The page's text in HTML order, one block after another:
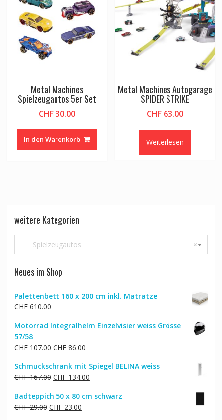
Metal Machines
Spielzeugautos 5er Set
CHF30.00
In den Warenkorb
Metal Machines Autogarage
SPIDER STRIKE
CHF 63.00
Weiterlesen
weitere Kategorien
×
Spielzeugautos
Neues im Shop
Palettenbett 160 x 200 cm inkl. Matratze
CHF610.00
Motorrad Integralhelm Einzelvisier weiss Grösse
57/58
CHF107.00 Ursprünglicher
war:
CHF 107.00
CHF86.00Aktueller
ist:
CHF 86.00.
Schmuckschrank mit Spiegel BELINA weiss
CHF167.00 Ursprünglicher
war:
CHF 167.00
CHF134.00Aktueller
ist:
Badteppich 50 x 80 cm schwarz
CHF29.00 Ursprünglicher
CHF23.00Aktueller